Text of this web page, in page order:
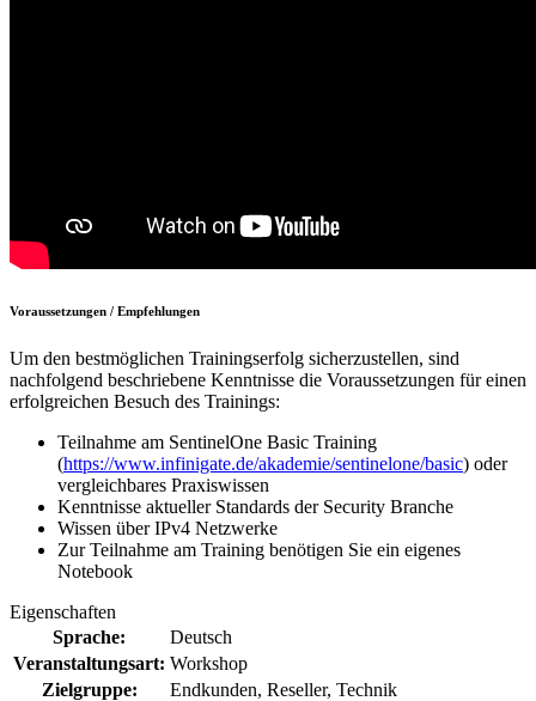
Voraussetzungen / Empfehlungen
Um den bestmöglichen Trainingserfolg sicherzustellen, sind
nachfolgend beschriebene Kenntnisse die Voraussetzungen für einen
erfolgreichen Besuch des Trainings:
Teilnahme am SentinelOne Basic Training
(https://www.infinigate.de/akademie/sentinelone/basic) oder
vergleichbares Praxiswissen
Kenntnisse aktueller Standards der Security Branche
Wissen über IPv4 Netzwerke
Zur Teilnahme am Training benötigen Sie ein eigenes
Notebook
Eigenschaften
Sprache:
Deutsch
Veranstaltungsart: Workshop
Zielgruppe:
Endkunden, Reseller, Technik